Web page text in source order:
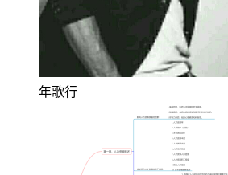
年歌行